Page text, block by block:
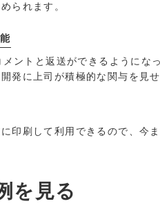
られます。
ントと返送ができるようにな
発に上司が積極的な関与を見
印刷して利用できるので、今
を見る